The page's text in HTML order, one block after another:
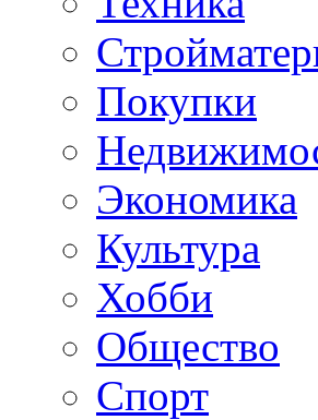
Покупки
Экономика
Культура
Хобби
Общество
Спорт